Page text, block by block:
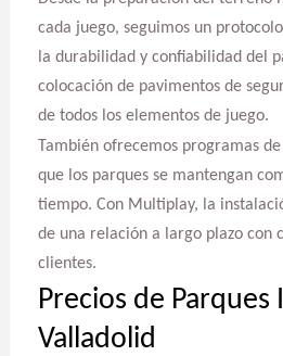
cada juego, seguimos un
la durabilidad y confiabilidad del
colocación de pavimentos de
de todos los elementos de juego.
También ofrecemos programas
que los parques se mantengan
tiempo. Con Multiplay, la
de una relación a largo plazo con
clientes.
Precios de Parques
Valladolid